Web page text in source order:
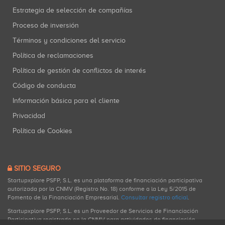
Estrategia de selección de compañías
Proceso de inversión
Términos y condiciones del servicio
Política de reclamaciones
Política de gestión de conflictos de interés
Código de conducta
Información básica para el cliente
Privacidad
Política de Cookies
SITIO SEGURO
Startupxplore PSFP, S.L. es una plataforma de financiación participativa
autorizada por la CNMV (Registro No. 18) conforme a la Ley 5/2015 de
Fomento de la Financiación Empresarial. Consultar registro oficial.
Startupxplore PSFP, S.L. es un Proveedor de Servicios de Financiación
Participativa registrado en la CNMV para actividades de financiación